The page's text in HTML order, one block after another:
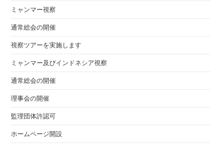
ミャンマー視察
通常総会の開催
視察ツアーを実施します
ミャンマー及びインドネシア視察
通常総会の開催
理事会の開催
監理団体許認可
ホームページ開設